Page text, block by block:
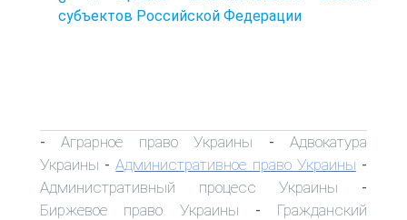
субъектов Российской Федерации
-Аграрное право Украины -Адвокатура
Украины -Административное право Украины -
Административный процесс Украины -
Биржевое право Украины - Гражданский